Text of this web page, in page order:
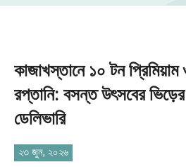
কাজাখস্তানে ১০ টন
রপ্তানি: বসন্ত উৎসবের
ডেলিভারি
২৩ জুন, ২০২৬
Kiswahili
Dansk
Norsk
O‘zbekcha